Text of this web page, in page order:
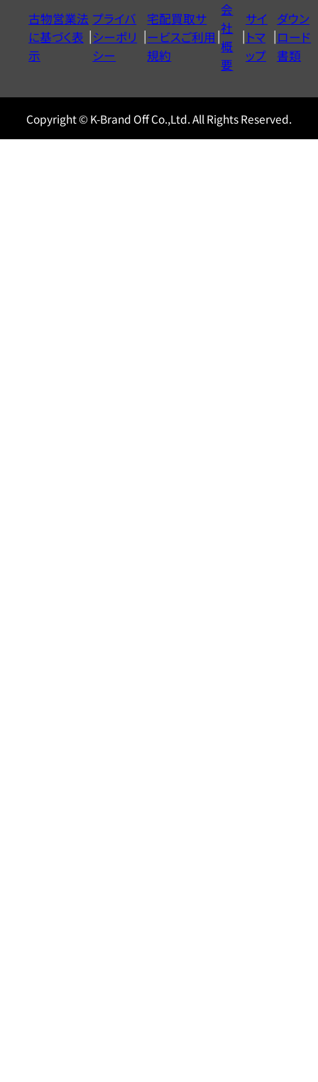
ヤ
ル
0120604117
古物営業法
に基づく表
示
プライバ
シーポリ
シー
宅配買取サ
ービスご利用
規約
会
社
概
要
サイ
トマ
ップ
ダウン
ロード
書類
Copyright © K-Brand Off Co.,Ltd. All Rights Reserved.